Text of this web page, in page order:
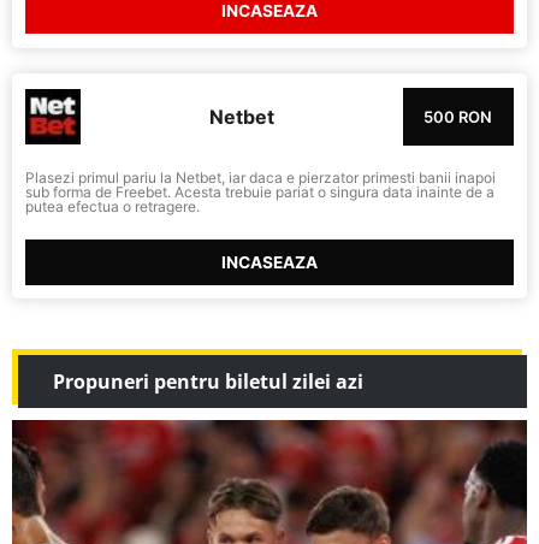
INCASEAZA
Netbet 500 RON
Plasezi primul pariu la Netbet, iar daca e pierzator primesti banii inapoi
sub forma de Freebet. Acesta trebuie pariat o singura data inainte de a
putea efectua o retragere.
INCASEAZA
Propuneri pentru biletul zilei azi